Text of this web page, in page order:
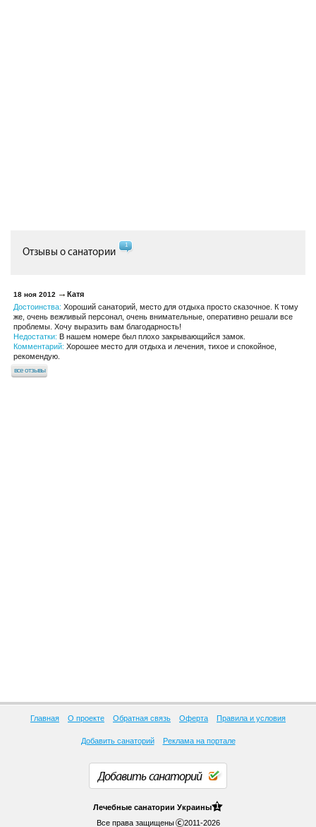
Отзывы о санатории
1
18 ноя 2012
Катя
Достоинства: Хороший санаторий, место для отдыха просто сказочное. К тому
же, очень вежливый персонал, очень внимательные, оперативно решали все
проблемы. Хочу выразить вам благодарность!
Недостатки: В нашем номере был плохо закрывающийся замок.
Комментарий: Хорошее место для отдыха и лечения, тихое и спокойное,
рекомендую.
все отзывы
Главная О проекте Обратная связь Оферта Правила и условия
Добавить санаторий Реклама на портале
Лечебные санатории Украины 1
Все права защищены
2011-2026
Добавить санаторий